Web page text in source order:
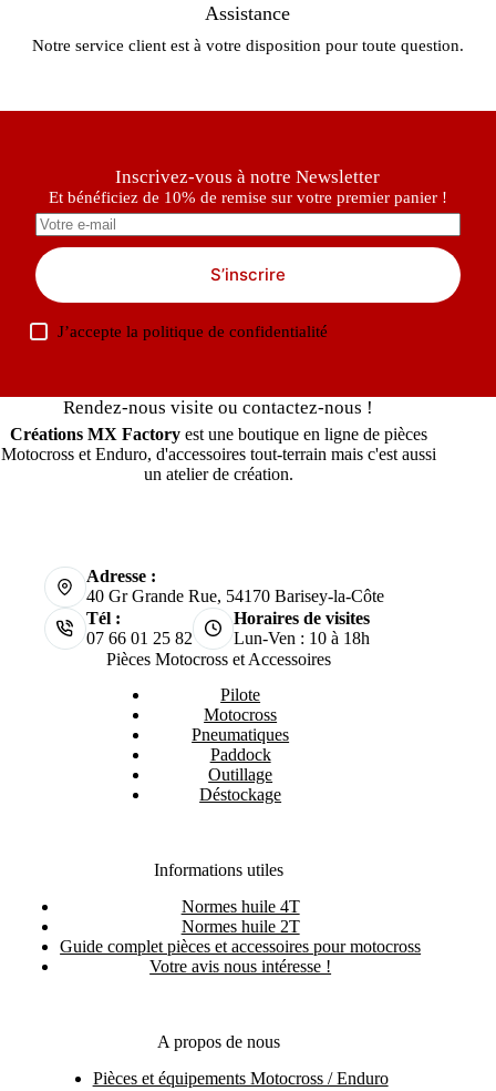
Assistance
Notre service client est à votre disposition pour toute question.
Inscrivez-vous à notre Newsletter
Et bénéficiez de 10% de remise sur votre premier panier !
S’inscrire
J’accepte lapolitique de confidentialité
Rendez-nous visite ou contactez-nous !
Créations MX Factoryest une boutique en ligne de pièces
Motocross et Enduro, d'accessoires tout-terrain mais c'est aussi
un atelier de création.
Adresse :
40 Gr Grande Rue, 54170 Barisey-la-Côte
Tél :
07 66 01 25 82
Horaires de visites
Lun-Ven : 10 à 18h
Pièces Motocross et Accessoires
Pilote
Motocross
Pneumatiques
Paddock
Outillage
Déstockage
Informations utiles
Normes huile 4T
Normes huile 2T
Guide complet pièces et accessoires pour motocross
Votre avis nous intéresse !
A propos de nous
Pièces et équipements Motocross / Enduro